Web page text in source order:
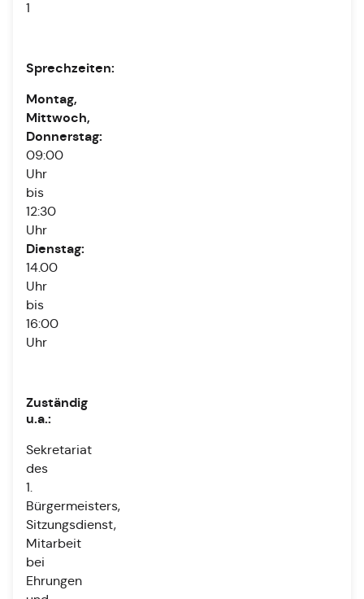
1
Sprechzeiten:
Montag,
Mittwoch,
Donnerstag:
09:00
Uhr
bis
12:30
Uhr
Dienstag:
14.00
Uhr
bis
16:00
Uhr
Zuständig
u.a.:
Sekretariat
des
1.
Bürgermeisters,
Sitzungsdienst,
Mitarbeit
bei
Ehrungen